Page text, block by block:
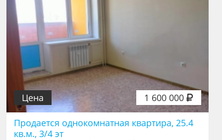
1 600 000
Цена
Продается однокомнатная квартира, 25.4
кв.м., 3/4 эт